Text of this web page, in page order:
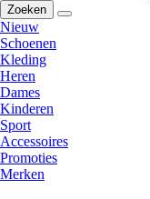
Zoeken
Nieuw
Schoenen
Kleding
Heren
Dames
Kinderen
Sport
Accessoires
Promoties
Merken